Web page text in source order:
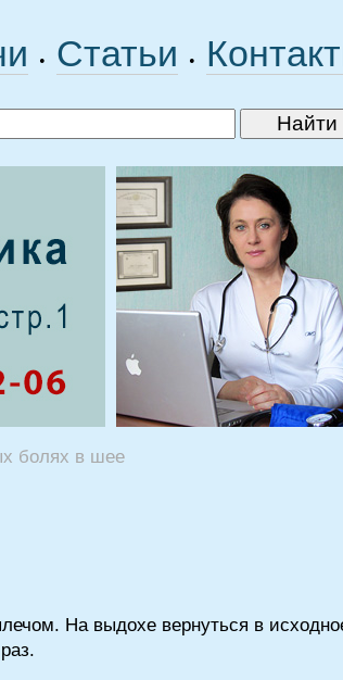
• Статьи •
болях в шее
На выдохе вернуться в